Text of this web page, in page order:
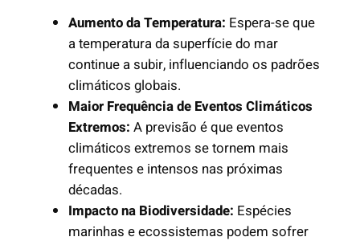
Aumento da Temperatura: Espera-se que
a temperatura da superfície do mar
continue a subir, influenciando os padrões
climáticos globais.
Maior Frequência de Eventos Climáticos
Extremos: A previsão é que eventos
climáticos extremos se tornem mais
frequentes e intensos nas próximas
décadas.
Impacto na Biodiversidade: Espécies
marinhas e ecossistemas podem sofrer